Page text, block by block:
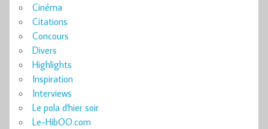
Cinéma
Citations
Concours
Divers
Highlights
Inspiration
Interviews
Le pola d'hier soir
Le-HibOO.com